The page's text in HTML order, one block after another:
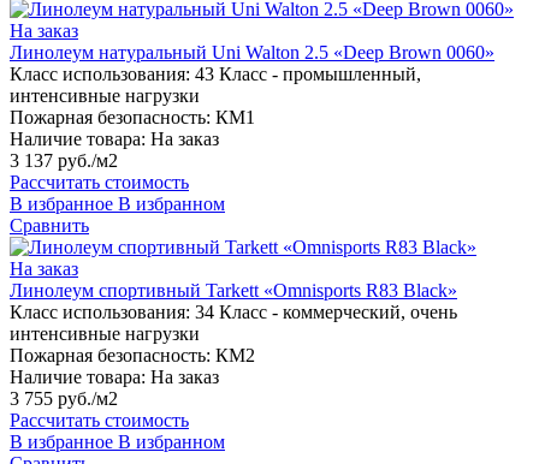
На заказ
Линолеум натуральный Uni Walton 2.5 «Deep Brown 0060»
Класс использования: 43 Класс - промышленный,
интенсивные нагрузки
Пожарная безопасность: КМ1
Наличие товара: На заказ
3 137 руб./м2
Рассчитать стоимость
В избранное В избранном
Сравнить
На заказ
Линолеум спортивный Tarkett «Omnisports R83 Black»
Класс использования: 34 Класс - коммерческий, очень
интенсивные нагрузки
Пожарная безопасность: КМ2
Наличие товара: На заказ
3 755 руб./м2
Рассчитать стоимость
В избранное В избранном